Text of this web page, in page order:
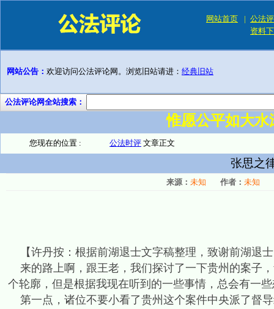
网站首页 | 公法
资料
网站公告： 欢迎访问公法评论网。浏览旧站请进： 经典旧站
公法评论网全站搜索：
惟愿公平如大
您现在的位置 : 公法时评 文章正文
张思之
来源： 未知 作者： 未知
【许丹按：根据前湖退士文字稿整理，致谢前湖退
来的路上啊，跟王老，我们探讨了一下贵州的案子
个轮廓，但是根据我现在听到的一些事情，总会有一
第一点，诸位不要小看了贵州这个案件中央派了督